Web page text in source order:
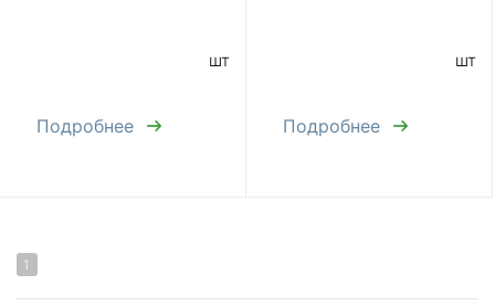
шт
Подробнее
шт
Подробнее
1